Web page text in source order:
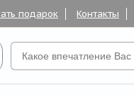
подарок Контакты